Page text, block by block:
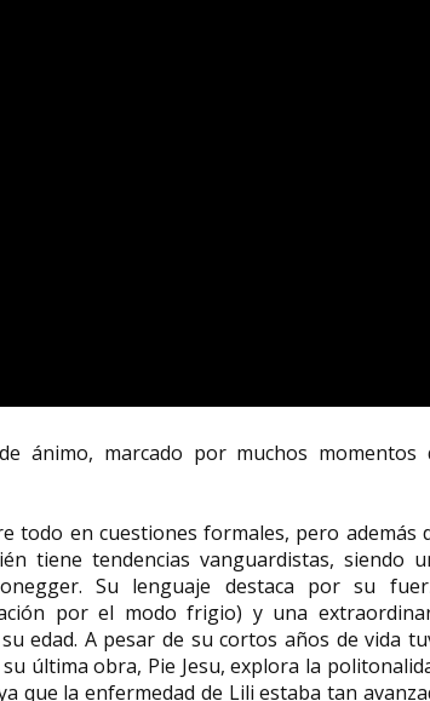
ánimo, marcado por muchos momentos
todo en cuestiones formales, pero además
tiene tendencias vanguardistas, siendo
Su lenguaje destaca por su
por el modo frigio) y una
edad. A pesar de su cortos años de vida
última obra, Pie Jesu, explora la
que la enfermedad de Lili estaba tan